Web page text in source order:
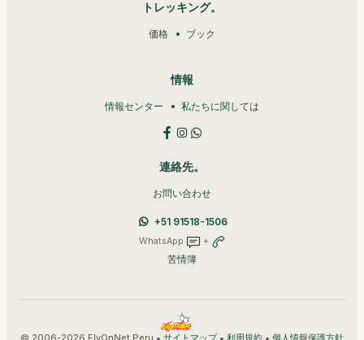
トレッキング。
価格 ブック
情報
情報センター 私たちに関しては
連絡先。
お問い合わせ
+51 91518-1506
WhatsApp +
苦情簿
© 2006-2026 FlyOnNet Peru • • •